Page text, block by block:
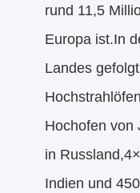
rund 11,5
Europa ist.In
Landes
Hochofen von
in
Indien und